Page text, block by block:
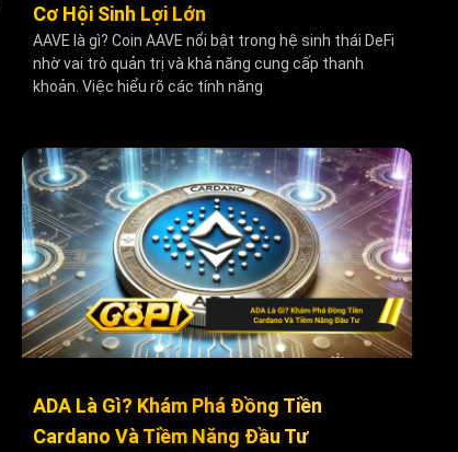
Cơ Hội Sinh Lợi Lớn
AAVE là gì? Coin AAVE nổi bật trong hệ sinh thái DeFi
nhờ vai trò quản trị và khả năng cung cấp thanh
khoản. Việc hiểu rõ các tính năng
ADA Là Gì? Khám Phá Đồng Tiền
Cardano Và Tiềm Năng Đầu Tư